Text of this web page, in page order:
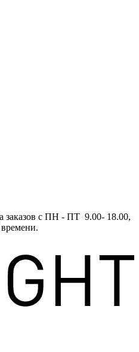
заказов с ПН - ПТ 9.00- 18.00,